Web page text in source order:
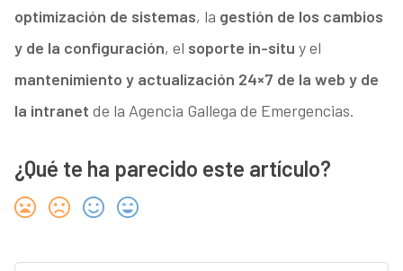
optimización de sistemas, la gestión de los cambios
y de la configuración, el soporte in-situ y el
mantenimiento y actualización 24×7 de la web y de
la intranet de la Agencia Gallega de Emergencias.
¿Qué te ha parecido este artículo?